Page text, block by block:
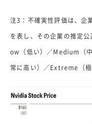
注3：不確実性評価は、企
を表し、その企業の推定
ow（低い）／Medium（
常に高い）／Extreme（極